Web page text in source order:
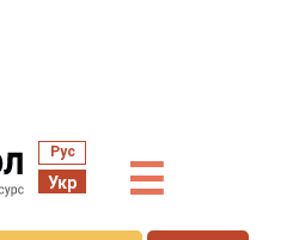
Рус
Укр ☰